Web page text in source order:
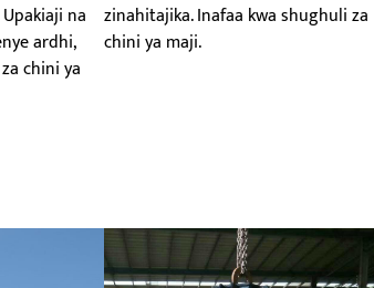
na
ardhi,
chini ya
zinahitajika. Inafaa kwa shughuli za
chini ya maji.